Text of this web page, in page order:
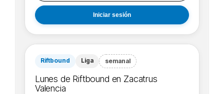
Iniciar sesión
Riftbound Liga semanal
Lunes de Riftbound en Zacatrus
Valencia